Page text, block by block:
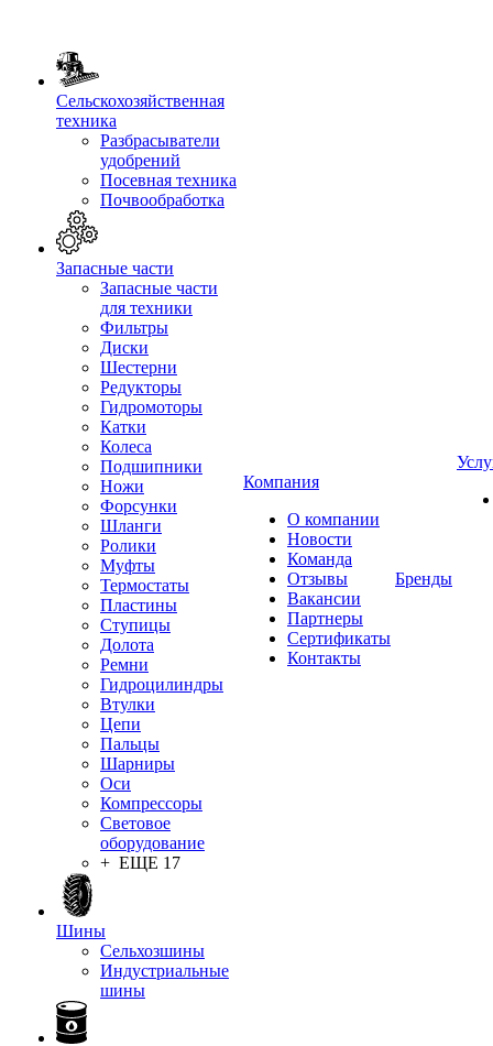
Сельскохозяйственная
техника
Разбрасыватели
удобрений
Посевная техника
Почвообработка
Запасные части
Запасные части
для техники
Фильтры
Диски
Шестерни
Редукторы
Гидромоторы
Катки
Колеса
Подшипники
Ножи
Форсунки
Шланги
Ролики
Муфты
Термостаты
Пластины
Ступицы
Долота
Ремни
Гидроцилиндры
Втулки
Цепи
Пальцы
Шарниры
Оси
Компрессоры
Световое
оборудование
+ ЕЩЕ 17
Шины
Сельхозшины
Индустриальные
шины
Компания
О компании
Новости
Команда
Отзывы
Вакансии
Партнеры
Сертификаты
Контакты
Бренды